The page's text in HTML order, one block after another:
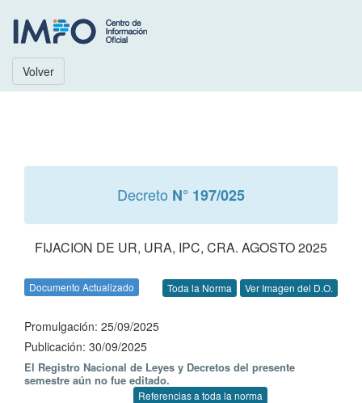
Volver
Decreto N° 197/025
FIJACION DE UR, URA, IPC, CRA. AGOSTO 2025
Documento Actualizado Toda la Norma Ver Imagen del D.O.
Promulgación: 25/09/2025
Publicación: 30/09/2025
El Registro Nacional de Leyes y Decretos del presente
semestre aún no fue editado.
Referencias a toda la norma